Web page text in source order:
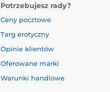
Potrzebujesz rady?
Ceny pocztowe
Targ erotyczny
Opinie klientów
Oferowane marki
Warunki handlowe